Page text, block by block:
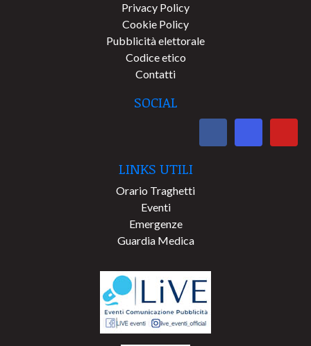
Privacy Policy
Cookie Policy
Pubblicità elettorale
Codice etico
Contatti
SOCIAL
LINKS UTILI
Orario Traghetti
Eventi
Emergenze
Guardia Medica